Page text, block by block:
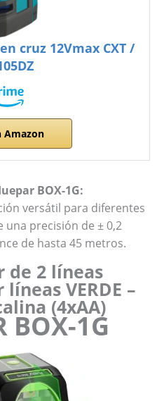
cruz 12Vmax CXT /
Amazon
BOX-1G:
versátil para diferentes
una precisión de ± 0,2
de hasta 45 metros.
de 2 líneas
VERDE –
(4xAA)
BOX-1G